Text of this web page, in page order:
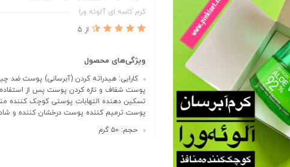
کرم کاسه ای آلوئه ورا
از 5
ویژگی‌های محصول
کارایی: هیدراته کردن (آبرسانی) پوست ضد
تسکین دهنده التهابات پوستی کوچک کننده
پوست ترمیم کننده پوست درخشان کننده و
حجم: ۵۰ گرم